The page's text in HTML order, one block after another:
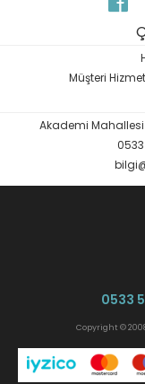
Müşteri
Akademi Mahallesi
0533
Copyright ©